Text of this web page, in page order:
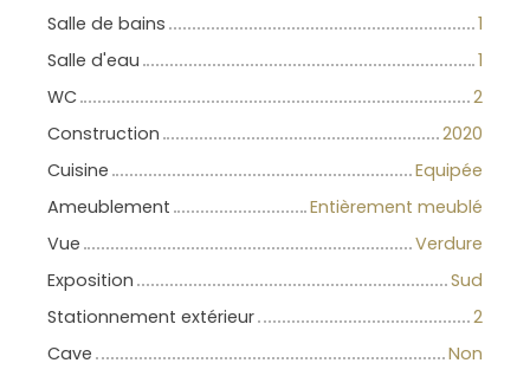
Salle de bains
1
Salle d'eau
1
WC
2
Construction
2020
Cuisine
Equipée
Ameublement
Entièrement meublé
Vue
Verdure
Exposition
Sud
Stationnement extérieur
2
Cave
Non